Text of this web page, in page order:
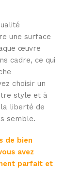
une surface
œuvre
cadre, ce qui
choisir un
style et à
liberté de
semble.
de bien
avez
parfait et